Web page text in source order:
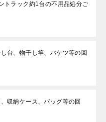
トラック約1台の不用品処分ご
台、物干し竿、バケツ等の回
収納ケース、バッグ等の回